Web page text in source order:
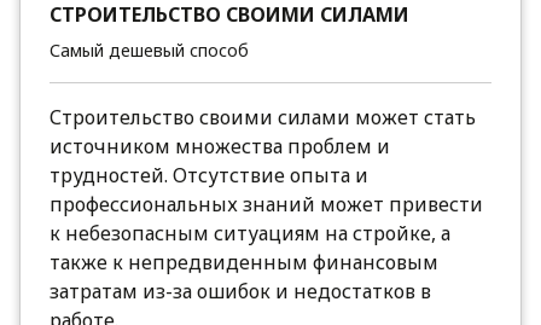
СТРОИТЕЛЬСТВО СВОИМИ СИЛАМИ
Самый дешевый способ
Строительство своими силами может стать
источником множества проблем и
трудностей. Отсутствие опыта и
профессиональных знаний может привести
к небезопасным ситуациям на стройке, а
также к непредвиденным финансовым
затратам из-за ошибок и недостатков в